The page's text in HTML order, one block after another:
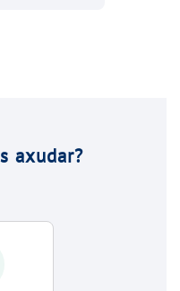
axudar?